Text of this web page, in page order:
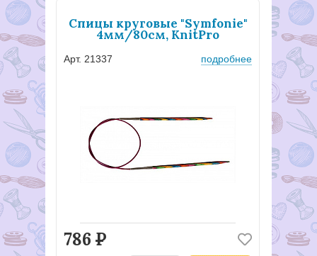
Спицы круговые "Symfonie"
4мм/80см, KnitPro
Арт. 21337 подробнее
786 Р